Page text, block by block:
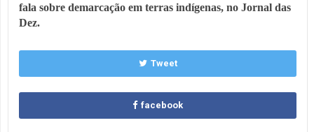
fala sobre demarcação em terras indígenas, no Jornal das
Dez.
Tweet
facebook